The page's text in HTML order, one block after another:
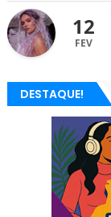
12
FEV
DESTAQUE!